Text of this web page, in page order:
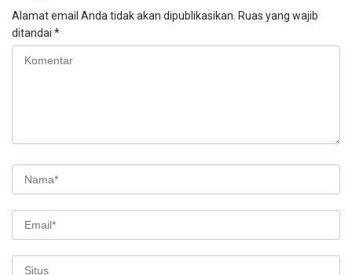
Alamat email Anda tidak akan dipublikasikan. Ruas yang wajib
ditandai *